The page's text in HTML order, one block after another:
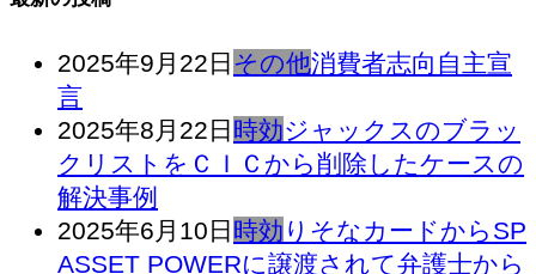
2025年9月22日 その他消費者志向自主宣
言
2025年8月22日 時効ジャックスのブラッ
クリストをＣＩＣから削除したケースの
解決事例
2025年6月10日 時効 りそなカードからSP
ASSET POWERに譲渡されて弁護士から